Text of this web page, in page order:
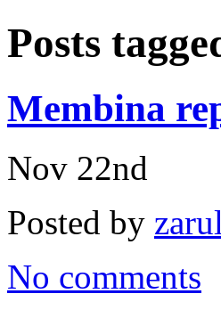
Posts
Membina
Nov 22nd
Posted by zarul
No comments